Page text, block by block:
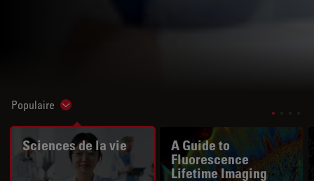
Populaire Show subnavigation
Sciences de la vie
A Guide to
Fluorescence
Lifetime Imaging